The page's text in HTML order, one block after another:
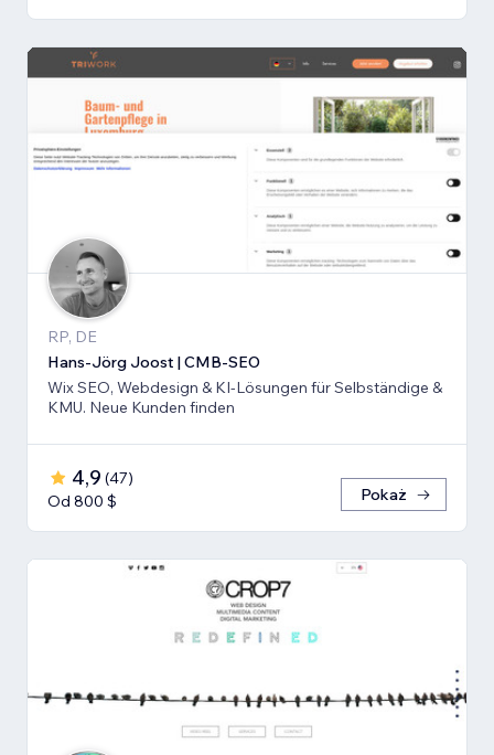
RP, DE
Hans-Jörg Joost | CMB-SEO
Wix SEO, Webdesign & KI-Lösungen für Selbständige &
KMU. Neue Kunden finden
4,9 (47)
Od 800 $
Pokaż